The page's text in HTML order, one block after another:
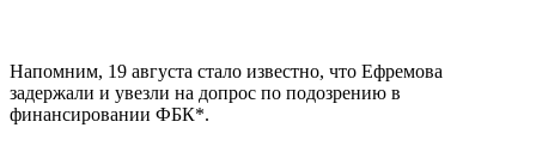
Напомним, 19 августа стало известно, что Ефремова
задержали и увезли на допрос по подозрению в
финансировании ФБК*.